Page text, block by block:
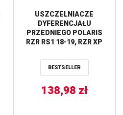
USZCZELNIACZE
DYFERENCJAŁU
PRZEDNIEGO POLARIS
RZR RS1 18-19, RZR XP
TURBO S4 19 ALL BALLS
BESTSELLER
138,98 zł